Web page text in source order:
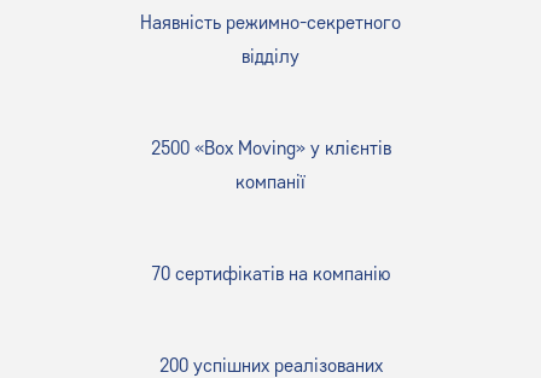
Наявність режимно-секретного
відділу
2500 «Box Moving» у клієнтів
компанії
70 сертифікатів на компанію
200 успішних реалізованих